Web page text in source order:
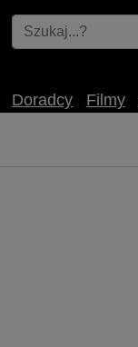
Doradcy Filmy